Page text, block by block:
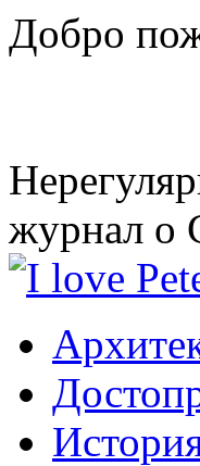
Добро
журнал о